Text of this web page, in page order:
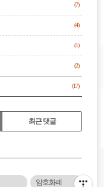
(7)
(4)
(1)
(2)
(17)
최근 댓글
암호화폐